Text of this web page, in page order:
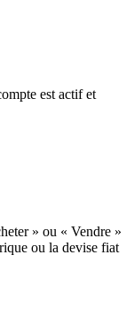
est actif et
» ou « Vendre »
ou la devise fiat